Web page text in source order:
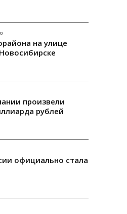
на улице
произвели
рублей
официально стала